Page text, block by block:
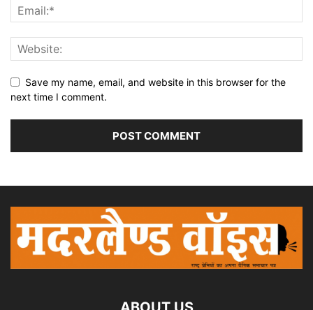
Save my name, email, and website in this browser for the
next time I comment.